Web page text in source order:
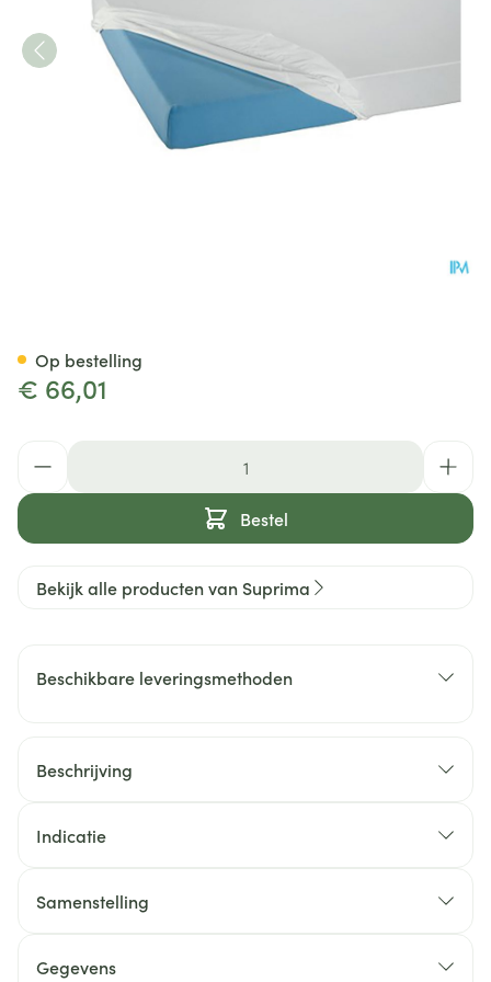
€ 66,01
Bestel
Op bestelling
Bekijk alle producten van Suprima
Beschikbare leveringsmethoden
Beschrijving
Indicatie
Samenstelling
Gegevens